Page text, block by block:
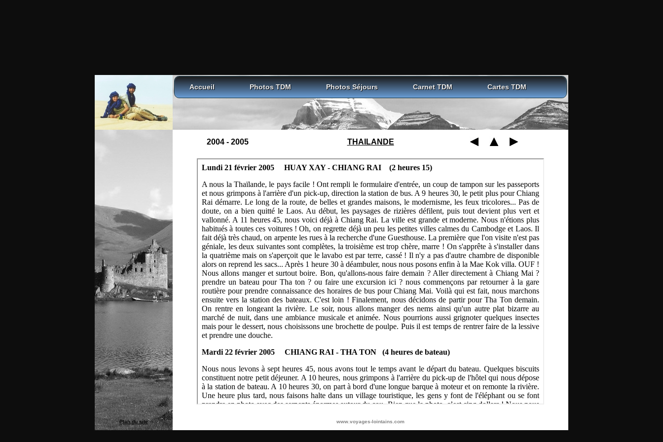
Accueil Photos TDM Photos Séjours Carnet TDM Cartes TDM
2004 - 2005 THAILANDE
Plan du site www.voyages-lointains.com